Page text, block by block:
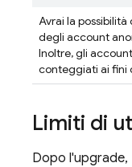
Avrai la
degli account
Inoltre, gli
conteggiati ai fini
Limiti di
Dopo l'upgrade,